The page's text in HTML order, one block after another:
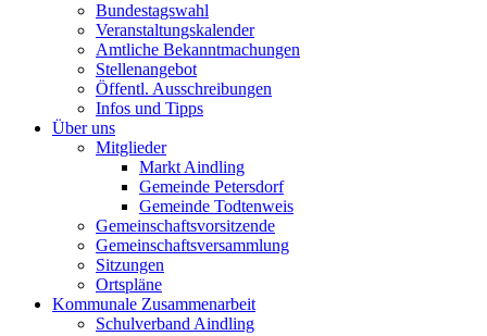
Bundestagswahl
Veranstaltungskalender
Amtliche Bekanntmachungen
Stellenangebot
Öffentl. Ausschreibungen
Infos und Tipps
Über uns
Mitglieder
Markt Aindling
Gemeinde Petersdorf
Gemeinde Todtenweis
Gemeinschaftsvorsitzende
Gemeinschaftsversammlung
Sitzungen
Ortspläne
Kommunale Zusammenarbeit
Schulverband Aindling